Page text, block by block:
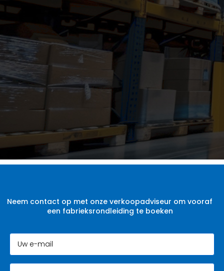
Neem contact op met onze verkoopadviseur om vooraf
een fabrieksrondleiding te boeken